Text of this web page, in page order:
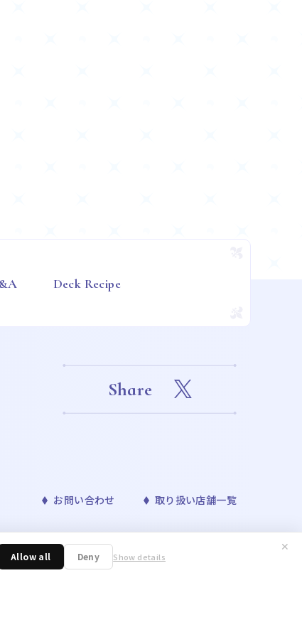
Allow all Deny Show details
✕
Deck Recipe
Share
お問い合わせ 取り扱い店舗一覧
©Bandai Namco Entertainment Inc. ©Disney
山剛昌／小学館・読売テレビ・TMS 1996 ©nagano /